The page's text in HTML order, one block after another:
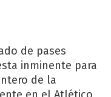
de pases
inminente para
de la
en el Atlético